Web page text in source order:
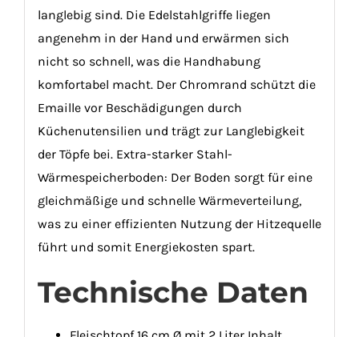
langlebig sind. Die Edelstahlgriffe liegen
angenehm in der Hand und erwärmen sich
nicht so schnell, was die Handhabung
komfortabel macht. Der Chromrand schützt die
Emaille vor Beschädigungen durch
Küchenutensilien und trägt zur Langlebigkeit
der Töpfe bei. Extra-starker Stahl-
Wärmespeicherboden: Der Boden sorgt für eine
gleichmäßige und schnelle Wärmeverteilung,
was zu einer effizienten Nutzung der Hitzequelle
führt und somit Energiekosten spart.
Technische Daten